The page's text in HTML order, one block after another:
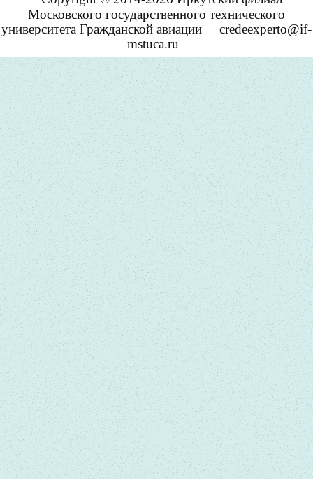
Московского государственного технического
университета Гражданской авиации
credeexperto@if-
mstuca.ru